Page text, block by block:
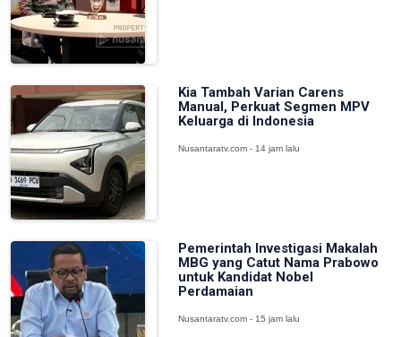
Kia Tambah Varian Carens
Manual, Perkuat Segmen MPV
Keluarga di Indonesia
Nusantaratv.com - 14 jam lalu
Pemerintah Investigasi Makalah
MBG yang Catut Nama Prabowo
untuk Kandidat Nobel
Perdamaian
Nusantaratv.com - 15 jam lalu